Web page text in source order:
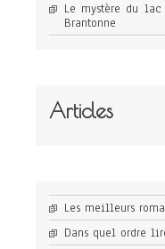
Le mystère du
Brantonne
Articles
Les meilleurs
Dans quel ordre